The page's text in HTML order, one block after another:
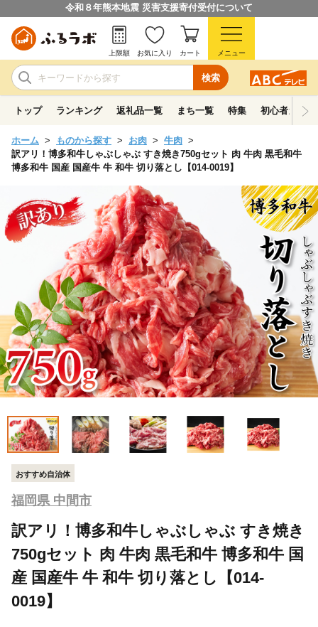
令和８年熊本地震 災害支援寄付受付について
検索
上限額 お気に入り カート メニュー
トップ ランキング 返礼品一覧 まち一覧 特集 初心者ガイド
ホーム ものから探す お肉
牛肉
訳アリ！博多和牛しゃぶしゃぶ すき焼き750gセット 肉 牛肉 黒毛和牛
博多和牛 国産 国産牛 牛 和牛 切り落とし【014-0019】
おすすめ自治体
福岡県 中間市
訳アリ！博多和牛しゃぶしゃぶ すき焼き
750gセット 肉 牛肉 黒毛和牛 博多和牛 国
産 国産牛 牛 和牛 切り落とし【014-
0019】